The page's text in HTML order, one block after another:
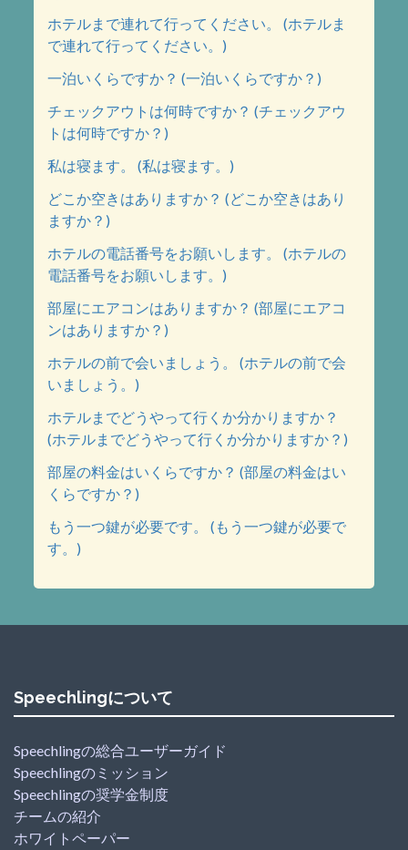
ホテルまで連れて行ってください。 (ホテルま
で連れて行ってください。)
一泊いくらですか？ (一泊いくらですか？)
チェックアウトは何時ですか？ (チェックアウ
トは何時ですか？)
私は寝ます。 (私は寝ます。)
どこか空きはありますか？ (どこか空きはあり
ますか？)
ホテルの電話番号をお願いします。 (ホテルの
電話番号をお願いします。)
部屋にエアコンはありますか？ (部屋にエアコ
ンはありますか？)
ホテルの前で会いましょう。 (ホテルの前で会
いましょう。)
ホテルまでどうやって行くか分かりますか？
(ホテルまでどうやって行くか分かりますか？)
部屋の料金はいくらですか？ (部屋の料金はい
くらですか？)
もう一つ鍵が必要です。 (もう一つ鍵が必要で
す。)
Speechlingについて
Speechlingの総合ユーザーガイド
Speechlingのミッション
Speechlingの奨学金制度
チームの紹介
ホワイトペーパー